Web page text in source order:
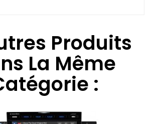
Produits
La Même
: